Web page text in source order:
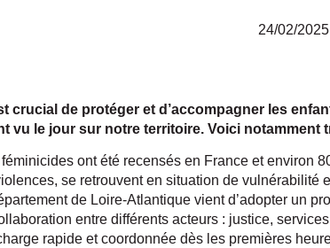
24/02/2025
crucial de protéger et d’accompagner les
vu le jour sur notre territoire. Voici notamment
ont été recensés en France et environ
se retrouvent en situation de vulnérabilité
de Loire-Atlantique vient d’adopter un
entre différents acteurs : justice,
rapide et coordonnée dès les premières